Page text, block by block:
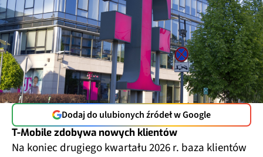
Dodaj do ulubionych źródeł w Google
T-Mobile zdobywa nowych klientów
Na koniec drugiego kwartału 2026 r. baza klientów